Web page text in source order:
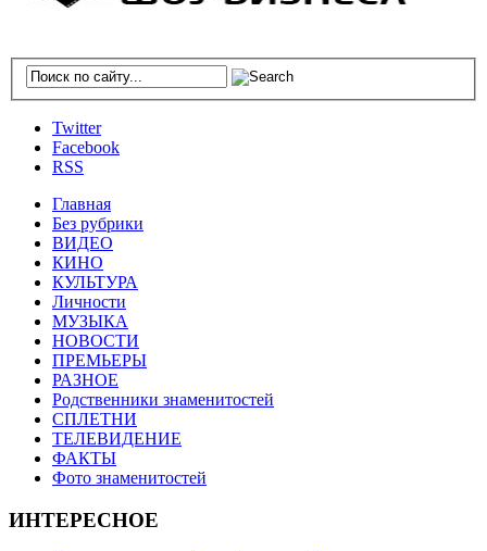
Twitter
Facebook
RSS
Главная
Без рубрики
ВИДЕО
КИНО
КУЛЬТУРА
Личности
МУЗЫКА
НОВОСТИ
ПРЕМЬЕРЫ
РАЗНОЕ
Родственники знаменитостей
СПЛЕТНИ
ТЕЛЕВИДЕНИЕ
ФАКТЫ
Фото знаменитостей
ИНТЕРЕСНОЕ